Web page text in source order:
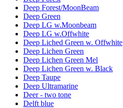
Deep Forest/MoonBeam
Deep Green
Deep LG w.Moonbeam
Deep LG w.Offwhite
Deep Liched Green w. Offwhite
Deep Lichen Green
Deep Lichen Green Mel
Deep Lichen Green w. Black
Deep Taupe
Deep Ultramarine
Deer - two tone
Delft blue